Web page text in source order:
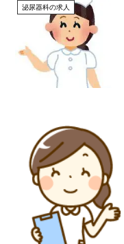
泌尿器科の求人